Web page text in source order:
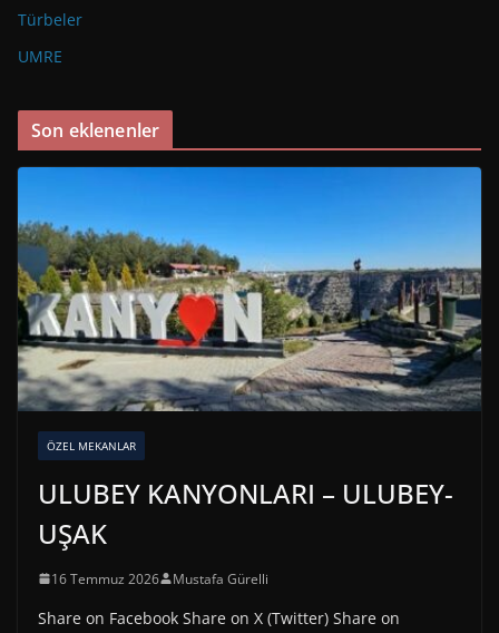
Türbeler
UMRE
Son eklenenler
ÖZEL MEKANLAR
ULUBEY KANYONLARI – ULUBEY-
UŞAK
16 Temmuz 2026 Mustafa Gürelli
Share on Facebook Share on X (Twitter) Share on